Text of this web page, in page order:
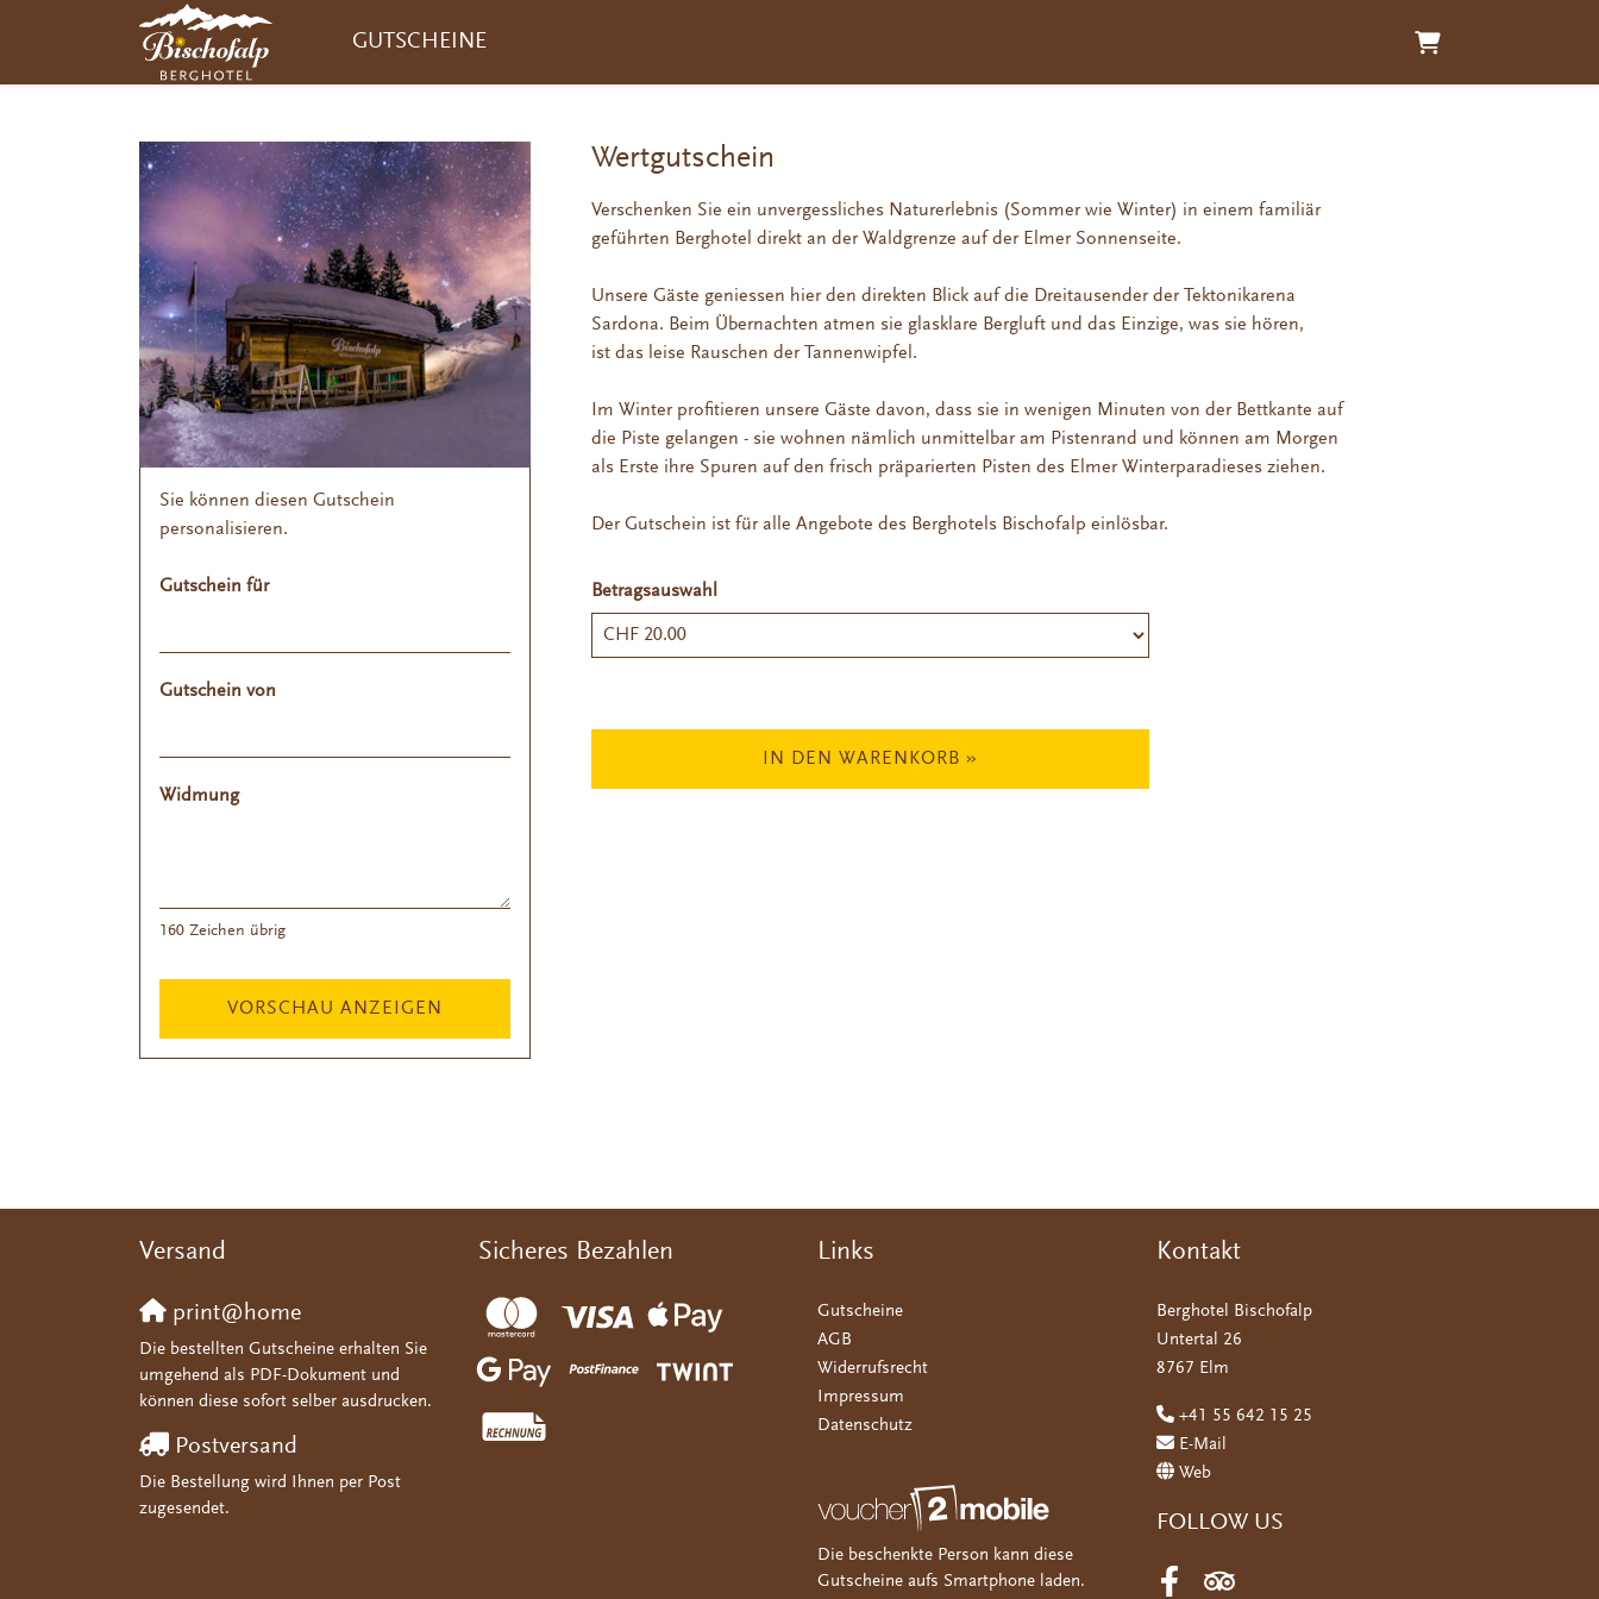
GUTSCHEINE
WARENKORB
Sie können diesen Gutschein
personalisieren.
Gutschein für
Gutschein von
Widmung
160 Zeichen übrig
VORSCHAU ANZEIGEN
Wertgutschein
Verschenken Sie ein unvergessliches Naturerlebnis (Sommer wie Winter) in einem familiär
geführten Berghotel direkt an der Waldgrenze auf der Elmer Sonnenseite.
Unsere Gäste geniessen hier den direkten Blick auf die Dreitausender der Tektonikarena
Sardona. Beim Übernachten atmen sie glasklare Bergluft und das Einzige, was sie hören,
ist das leise Rauschen der Tannenwipfel.
Im Winter profitieren unsere Gäste davon, dass sie in wenigen Minuten von der Bettkante auf
die Piste gelangen - sie wohnen nämlich unmittelbar am Pistenrand und können am Morgen
als Erste ihre Spuren auf den frisch präparierten Pisten des Elmer Winterparadieses ziehen.
Der Gutschein ist für alle Angebote des Berghotels Bischofalp einlösbar.
Betragsauswahl
IN DEN WARENKORB »
Versand
print@home
Die bestellten Gutscheine erhalten Sie
umgehend als PDF-Dokument und
können diese sofort selber ausdrucken.
Postversand
Die Bestellung wird Ihnen per Post
zugesendet.
Sicheres Bezahlen Links
Gutscheine
AGB
Widerrufsrecht
Impressum
Datenschutz
Die beschenkte Person kann diese
Gutscheine aufs Smartphone laden.
Kontakt
Berghotel Bischofalp
Untertal 26
8767 Elm
+41 55 642 15 25
E-Mail
Web
FOLLOW US
FacebookTripadvisor